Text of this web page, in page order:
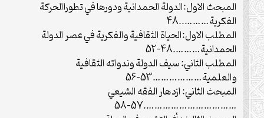
المبحث الاول:الدولة الحمدانية ودورها في تطوراالحركة
الفكرية………..48
المطلب الاول:الحياة الثقافية والفكرية في عصر الدولة
الحمدانية……….48-52
المطلب الثاني: سيف الدولة وندواته الثقافية
والعلمية………………53-56
المبحث الثاني: ازدهار الفقه الشيعي
…………………………….57-58